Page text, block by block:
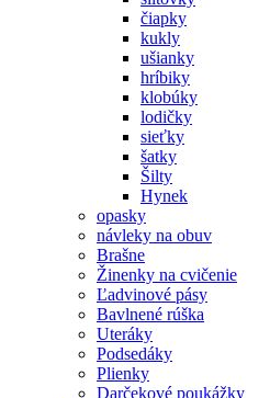
čiapky
kukly
ušianky
hríbiky
klobúky
lodičky
sieťky
šatky
Šilty
Hynek
opasky
návleky na obuv
Brašne
Žinenky na cvičenie
Ľadvinové pásy
Bavlnené rúška
Uteráky
Podsedáky
Plienky
Darčekové poukážky